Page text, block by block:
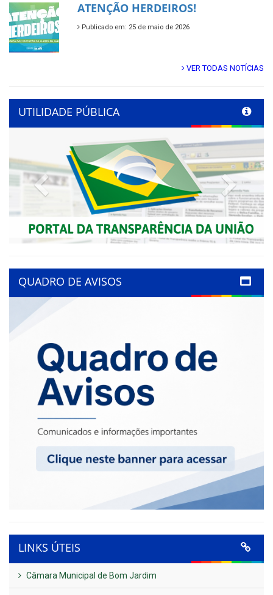
ATENÇÃO HERDEIROS!
Publicado em: 25 de maio de 2026
VER TODAS NOTÍCIAS
UTILIDADE PÚBLICA
Previous Next
QUADRO DE AVISOS
LINKS ÚTEIS
Câmara Municipal de Bom Jardim